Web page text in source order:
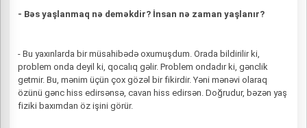
- Bəs yaşlanmaq nə deməkdir? İnsan nə zaman yaşlanır?
- Bu yaxınlarda bir müsahibədə oxumuşdum. Orada bildirilir ki,
problem onda deyil ki, qocalıq gəlir. Problem ondadır ki, gənclik
getmir. Bu, mənim üçün çox gözəl bir fikirdir. Yəni mənəvi olaraq
özünü gənc hiss edirsənsə, cavan hiss edirsən. Doğrudur, bəzən yaş
fiziki baxımdan öz işini görür.